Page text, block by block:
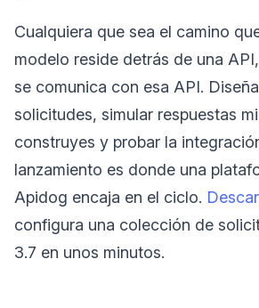
Cualquiera que sea el camino
modelo reside detrás de una
se comunica con esa API.
solicitudes, simular respuestas
construyes y probar la
lanzamiento es donde una
Apidog encaja en el ciclo.
configura una colección de
3.7 en unos minutos.